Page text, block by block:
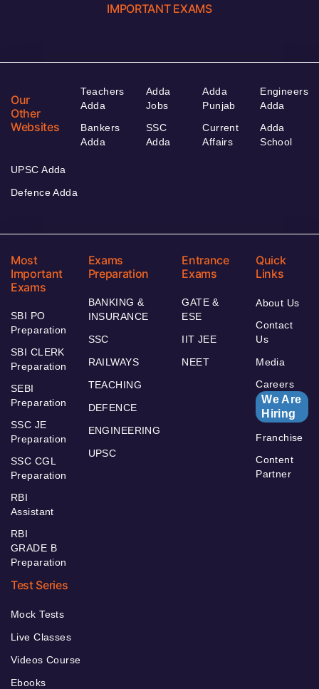
IMPORTANT EXAMS
Our
Other
Websites
Teachers
Adda
Bankers
Adda
Adda
Jobs
SSC
Adda
Adda
Punjab
Current
Affairs
Engineers
Adda
Adda
School
UPSC Adda
Defence Adda
Most
Important
Exams
SBI PO
Preparation
SBI CLERK
Preparation
SEBI
Preparation
SSC JE
Preparation
SSC CGL
Preparation
RBI
Assistant
RBI
GRADE B
Preparation
Exams
Preparation
BANKING &
INSURANCE
SSC
RAILWAYS
TEACHING
DEFENCE
ENGINEERING
UPSC
Entrance
Exams
GATE &
ESE
IIT JEE
NEET
Quick
Links
About Us
Contact
Us
Media
Careers
We Are
Hiring
Franchise
Content
Partner
Test Series
Mock Tests
Live Classes
Videos Course
Ebooks